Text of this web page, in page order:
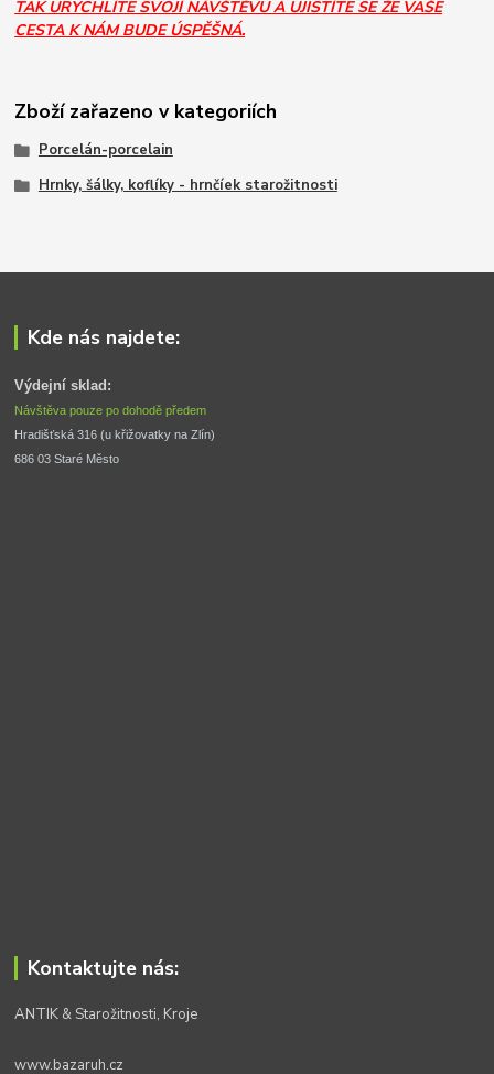
TAK URYCHLÍTE SVOJÍ NÁVŠTĚVU A UJISTÍTE SE ŽE VAŠE
CESTA K NÁM BUDE ÚSPĚŠNÁ.
Zboží zařazeno v kategoriích
Porcelán-porcelain
Hrnky, šálky, koflíky - hrnčíek starožitnosti
Kde nás najdete:
Výdejní sklad:
Návštěva pouze po dohodě předem
Hradišťská 316 (u křižovatky na Zlín)
686 03 Staré Město
Kontaktujte nás:
ANTIK & Starožitnosti, Kroje
www.bazaruh.cz